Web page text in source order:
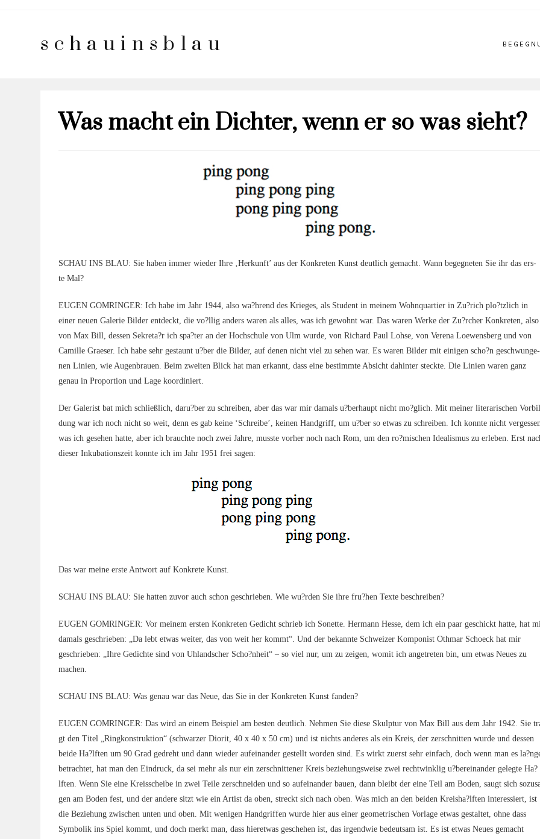
schauinsblau
Was macht ein Dichter, wenn er so was sieht?
SCHAU INS BLAU: Sie haben immer wie­der Ihre ‚Her­kunft’ aus der Kon­kre­ten Kunst deut­lich gemacht. Wann begeg­ne­ten Sie ihr das ers­
te Mal?
EUGEN GOMRINGER: Ich habe im Jahr 1944, also wa?hrend des Krie­ges, als Stu­dent in mei­nem Wohn­quar­tier in Zu?rich plo?tzlich in
einer neu­en Gale­rie Bil­der ent­deckt, die vo?llig anders waren als alles, was ich gewohnt war. Das waren Wer­ke der Zu?rcher Kon­kre­ten, also
von Max Bill, des­sen Sekreta?r ich spa?ter an der Hoch­schu­le von Ulm wur­de, von Richard Paul Loh­se, von Vere­na Loe­wen­sberg und von
Camil­le Grae­ser. Ich habe sehr gestaunt u?ber die Bil­der, auf denen nicht viel zu sehen war. Es waren Bil­der mit eini­gen scho?n geschwun­ge­
nen Lini­en, wie Augen­brau­en. Beim zwei­ten Blick hat man erkannt, dass eine bestimm­te Absicht dahin­ter steck­te. Die Lini­en waren ganz
genau in Pro­por­ti­on und Lage koordiniert.
Der Gale­rist bat mich schließ­lich, daru?ber zu schrei­ben, aber das war mir damals u?berhaupt nicht mo?glich. Mit mei­ner lite­ra­ri­schen
dung war ich noch nicht so weit, denn es gab kei­ne ‘Schrei­be’, kei­nen Hand­griff, um u?ber so etwas zu schrei­ben. Ich konn­te nicht
was ich gese­hen hat­te, aber ich brauch­te noch zwei Jah­re, muss­te vor­her noch nach Rom, um den ro?mischen Idea­lis­mus zu erle­ben. Erst
die­ser Inku­ba­ti­ons­zeit konn­te ich im Jahr 1951 frei sagen:
Das war mei­ne ers­te Ant­wort auf Kon­kre­te Kunst.
SCHAU INS BLAU: Sie hat­ten zuvor auch schon geschrie­ben. Wie wu?rden Sie ihre fru?hen Tex­te beschreiben?
EUGEN GOMRINGER: Vor mei­nem ers­ten Kon­kre­ten Gedicht schrieb ich Sonet­te. Her­mann Hes­se, dem ich ein paar geschickt hat­te, hat
damals geschrie­ben: „Da lebt etwas wei­ter, das von weit her kommt“. Und der bekann­te Schwei­zer Kom­po­nist Oth­mar Schoeck hat mir
geschrie­ben: „Ihre Gedich­te sind von Uhland­scher Scho?nheit“ – so viel nur, um zu zei­gen, womit ich ange­tre­ten bin, um etwas Neu­es zu
machen.
SCHAU INS BLAU: Was genau war das Neue, das Sie in der Kon­kre­ten Kunst fanden?
EUGEN GOMRINGER: Das wird an einem Bei­spiel am bes­ten deut­lich. Neh­men Sie die­se Skulp­tur von Max Bill aus dem Jahr 1942. Sie
gt den Titel „Ring­kon­struk­ti­on“ (schwar­zer Dio­rit, 40 x 40 x 50 cm) und ist nichts ande­res als ein Kreis, der zer­schnit­ten wur­de und des­sen
bei­de Ha?lften um 90 Grad gedreht und dann wie­der auf­ein­an­der gestellt wor­den sind. Es wirkt zuerst sehr ein­fach, doch wenn man es
betrach­tet, hat man den Ein­druck, da sei mehr als nur ein zer­schnit­te­ner Kreis bezie­hungs­wei­se zwei recht­wink­lig u?bereinander geleg­te Ha?
lften. Wenn Sie eine Kreis­schei­be in zwei Tei­le zer­schnei­den und so auf­ein­an­der bau­en, dann bleibt der eine Teil am Boden, saugt sich
gen am Boden fest, und der ande­re sitzt wie ein Artist da oben, streckt sich nach oben. Was mich an den bei­den Kreisha?lften inter­es­siert, ist
die Bezie­hung zwi­schen unten und oben. Mit weni­gen Hand­grif­fen wur­de hier aus einer geo­me­tri­schen Vor­la­ge etwas gestal­tet, ohne dass
Sym­bo­lik ins Spiel kommt, und doch merkt man, dass hie­ret­was gesche­hen ist, das irgend­wie bedeut­sam ist. Es ist etwas Neu­es gemacht